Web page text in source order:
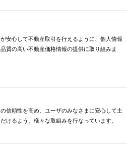
安心して不動産取引を行えるように、個人情報
質の高い不動産価格情報の提供に取り組みま
信頼性を高め、ユーザのみなさまに安心して土
けるよう、様々な取組みを行なっています。